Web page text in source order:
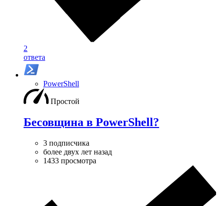
2
ответа
PowerShell
Простой
Бесовщина в PowerShell?
3 подписчика
более двух лет назад
1433 просмотра